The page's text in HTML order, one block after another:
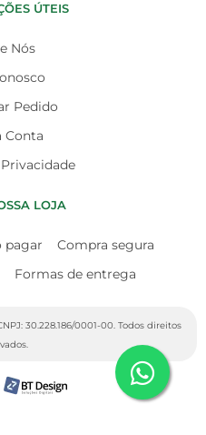
ÚTEIS
Nós
Pedido
Conta
LOJA
pagar
Compra segura
Formas de entrega
30.228.186/0001-00. Todos direitos